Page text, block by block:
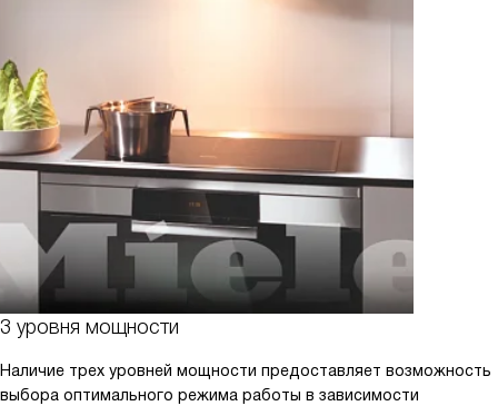
3 уровня мощности
Наличие трех уровней мощности предоставляет возможность
выбора оптимального режима работы в зависимости